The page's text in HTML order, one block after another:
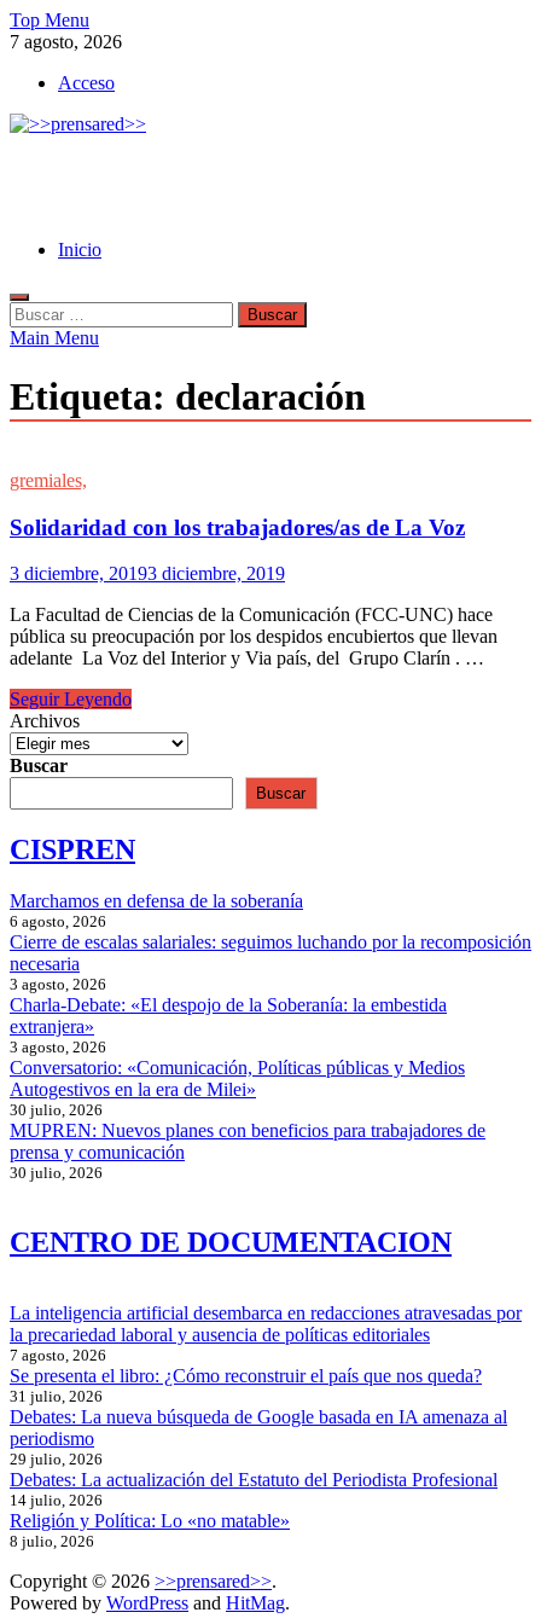
Skip
to
Top Menu
7 agosto, 2026
Acceso
Inicio
Buscar:
Main Menu
Etiqueta: declaración
gremiales,
Solidaridad con los trabajadores/as de La Voz
3 diciembre, 20193 diciembre, 2019
La Facultad de Ciencias de la Comunicación (FCC-UNC) hace
pública su preocupación por los despidos encubiertos que llevan
adelante La Voz del Interior y Via país, del Grupo Clarín . …
Solidaridad
con
los
trabajadores/as
de
La
Seguir Leyendo
Archivos
Buscar
Buscar
CISPREN
Marchamos en defensa de la soberanía
6 agosto, 2026
Cierre de escalas salariales: seguimos luchando por la recomposición
necesaria
3 agosto, 2026
Charla-Debate: «El despojo de la Soberanía: la embestida
extranjera»
3 agosto, 2026
Conversatorio: «Comunicación, Políticas públicas y Medios
Autogestivos en la era de Milei»
30 julio, 2026
MUPREN: Nuevos planes con beneficios para trabajadores de
prensa y comunicación
30 julio, 2026
CENTRO DE DOCUMENTACION
La inteligencia artificial desembarca en redacciones atravesadas por
la precariedad laboral y ausencia de políticas editoriales
7 agosto, 2026
Se presenta el libro: ¿Cómo reconstruir el país que nos queda?
31 julio, 2026
Debates: La nueva búsqueda de Google basada en IA amenaza al
periodismo
29 julio, 2026
Debates: La actualización del Estatuto del Periodista Profesional
14 julio, 2026
Religión y Política: Lo «no matable»
8 julio, 2026
Copyright © 2026 >>prensared>>.
Powered by WordPress and HitMag.